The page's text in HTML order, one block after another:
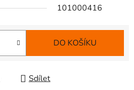
101000416
DO KOŠÍKU
Sdílet